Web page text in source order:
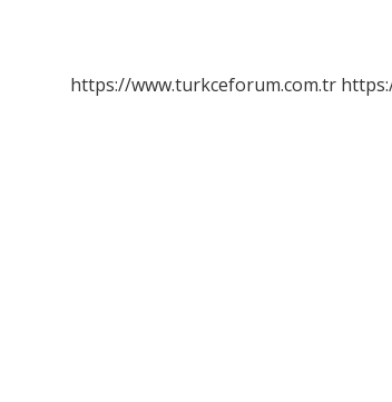
https://www.turkceforum.com.tr